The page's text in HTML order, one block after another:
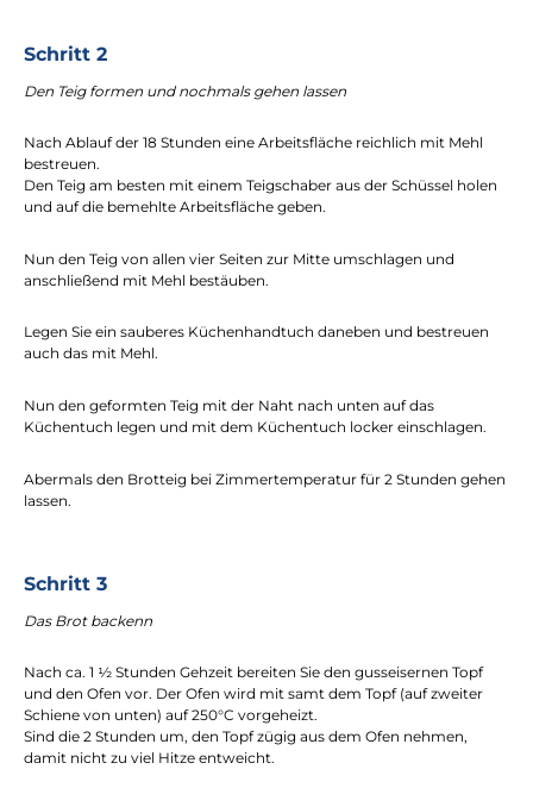
Schritt 2
Den Teig formen und nochmals gehen lassen
Nach Ablauf der 18 Stunden eine Arbeitsfläche reichlich mit Mehl
bestreuen.
Den Teig am besten mit einem Teigschaber aus der Schüssel holen
und auf die bemehlte Arbeitsfläche geben.
Nun den Teig von allen vier Seiten zur Mitte umschlagen und
anschließend mit Mehl bestäuben.
Legen Sie ein sauberes Küchenhandtuch daneben und bestreuen
auch das mit Mehl.
Nun den geformten Teig mit der Naht nach unten auf das
Küchentuch legen und mit dem Küchentuch locker einschlagen.
Abermals den Brotteig bei Zimmertemperatur für 2 Stunden gehen
lassen.
Schritt 3
Das Brot backenn
Nach ca. 1 ½ Stunden Gehzeit bereiten Sie den gusseisernen Topf
und den Ofen vor. Der Ofen wird mit samt dem Topf (auf zweiter
Schiene von unten) auf 250°C vorgeheizt.
Sind die 2 Stunden um, den Topf zügig aus dem Ofen nehmen,
damit nicht zu viel Hitze entweicht.